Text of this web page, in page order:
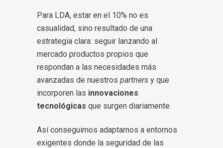
Para LDA, estar en el 10% no es
casualidad, sino resultado de una
estrategia clara: seguir lanzando al
mercado productos propios que
respondan a las necesidades más
avanzadas de nuestros partners y que
incorporen las innovaciones
tecnológicas que surgen diariamente.
Así conseguimos adaptarnos a entornos
exigentes donde la seguridad de las